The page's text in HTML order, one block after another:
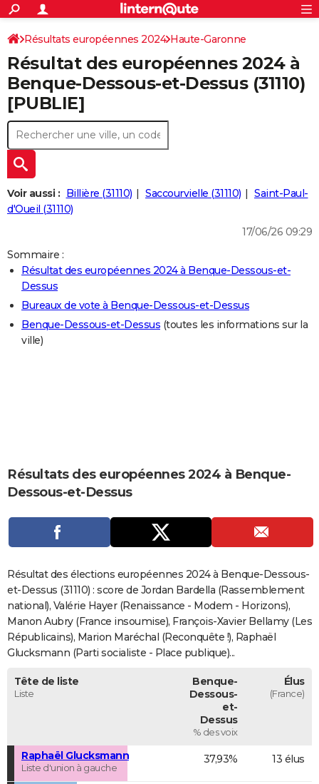
ACTUALITÉS
Politique
Société
Faits Divers
Education
Monde
Villes
+
SPORT
Coupe du monde 2026
Football
Tennis
Cyclisme
Rugby
Forum
Programme TV
TNT
Streaming
Cinéma
Sorties cinéma
Musique
+FINANCE
Retraite
Impôts
Epargne
Immobilier
Risques naturels par ville
Banque
Assurance
CréditAUTO
Essais
Réserver un essai
Citadines
Berlines
SUV
Forum auto
+HIGH-TECH
Mobiles
Meilleur smartphone
Internet
Ordinateurs
Jeux vidéo
Guide high-tech
+
BRICOLAGE
Forum
Aménagement intérieur
Extérieur
Cuisine
Salle de bains
Jardinage
Rangement
+
LIFESTYLE
Art de vivre
Bien-être
Loisirs
Mode
Modes de vie
SANTE
Alimentation
Guide de la santé
Maladies
Médicaments
Sommeil
VOYAGE
Destinations
City break
Voyage nature
Voyage de noces
Forum
Climat
PHOTO
Dictionnaire
Biographies
Citations
Expressions
Proverbes
PROGRAMME TV
Se connecter
Entreprises
Service militaire
Avis de recherche
AVIS DE DÉCÈS
FORUM
Bricolage
Lifestyle
Culture
Sport
Auto
Television
Voyage
Cinema
Rechercher
S'inscrire
Connexion
Résultats européennes 2024 Haute-Garonne
Résultat des européennes 2024 à
Benque-Dessous-et-Dessus (31110)
[PUBLIE]
Voir aussi : Billière (31110) Saccourvielle (31110)
Saint-Paul-
d'Oueil (31110)
17/06/26 09:29
Sommaire :
Résultat des européennes 2024 à Benque-Dessous-et-
Dessus
Bureaux de vote à Benque-Dessous-et-Dessus
Benque-Dessous-et-Dessus (toutes les informations sur la
ville)
Résultats des européennes 2024 à Benque-
Dessous-et-Dessus
Résultat des élections européennes 2024 à Benque-Dessous-
et-Dessus (31110) : score de Jordan Bardella (Rassemblement
national), Valérie Hayer (Renaissance - Modem - Horizons),
Manon Aubry (France insoumise), François-Xavier Bellamy (Les
Républicains), Marion Maréchal (Reconquête !), Raphaël
Glucksmann (Parti socialiste - Place publique)...
Tête de liste
Liste
Benque-
Dessous-
et-
Dessus
% des voix
Élus
(France)
Raphaël Glucksmann
Liste d'union à gauche
37,93% 13 élus